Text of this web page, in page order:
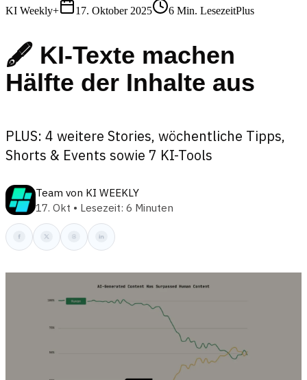
KI Weekly+ 17. Oktober 2025 6 Min. LesezeitPlus
🖋️ KI-Texte machen
Hälfte der Inhalte aus
PLUS: 4 weitere Stories, wöchentliche Tipps,
Shorts & Events sowie 7 KI-Tools
Team von KI WEEKLY
17. Okt • Lesezeit: 6 Minuten